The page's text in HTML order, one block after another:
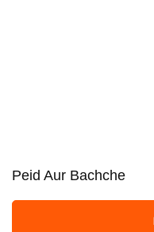
Peid Aur Bachche